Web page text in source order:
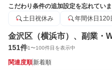
こだわり条件の追加設定を忘れてい
土日祝休み
年間休日120
金沢区（横浜市）、副業・
151件1〜100件目を表示中
関連度順新着順